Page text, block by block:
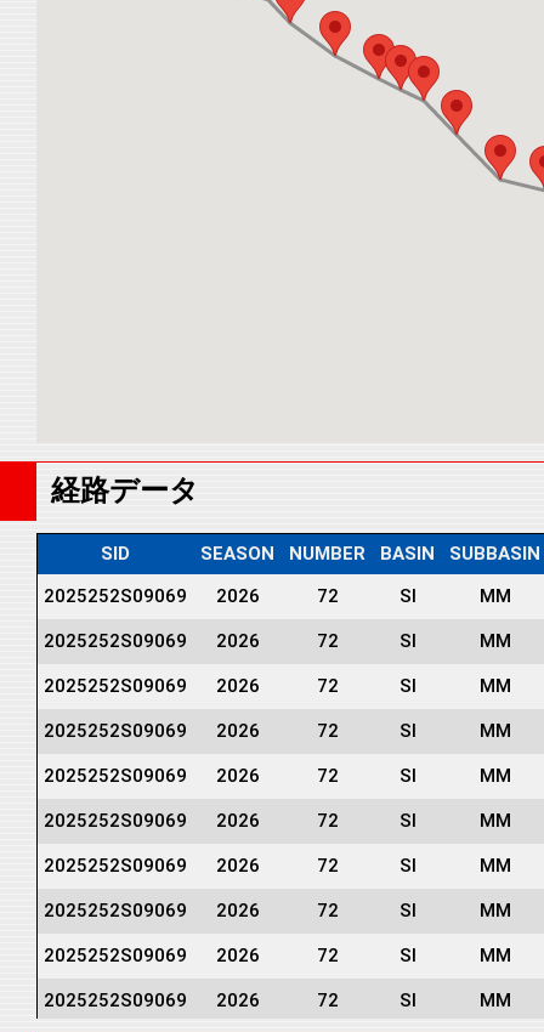
経路データ
SID SEASON NUMBER BASIN
SUBBASIN
2025252S09069
2026 72 SI MM
2025252S09069 2026 72 SI MM
2025252S09069 2026 72 SI MM
2025252S09069 2026 72 SI MM
2025252S09069 2026 72 SI MM
2025252S09069 2026 72 SI MM
2025252S09069 2026 72 SI MM
2025252S09069 2026 72 SI MM
2025252S09069 2026 72 SI MM
2025252S09069 2026 72 SI MM